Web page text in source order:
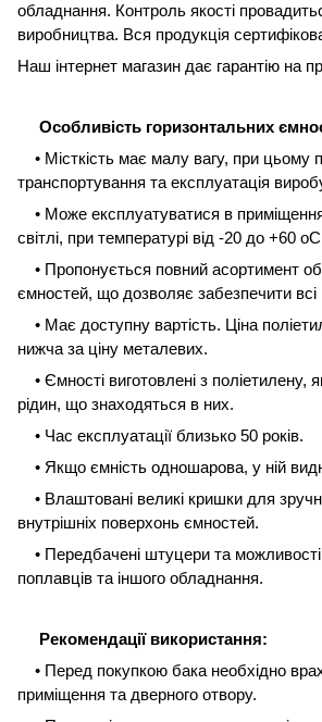
обладнання. Контроль якості
виробництва. Вся продукція
Наш інтернет магазин дає гарантію на
Особливість горизонтальних
• Місткість має малу вагу, при цьому
транспортування та експлуатація
• Може експлуатуватися в
світлі, при температурі від -20 до +60
• Пропонується повний асортимент
ємностей, що дозволяє забезпечити всі
• Має доступну вартість. Ціна
нижча за ціну металевих.
• Ємності виготовлені з поліетилену,
рідин, що знаходяться в них.
• Час експлуатації близько 50 років.
• Якщо ємність одношарова, у ній
• Влаштовані великі кришки для
внутрішніх поверхонь ємностей.
• Передбачені штуцери та
поплавців та іншого обладнання.
Рекомендації використання:
• Перед покупкою бака необхідно
приміщення та дверного отвору.